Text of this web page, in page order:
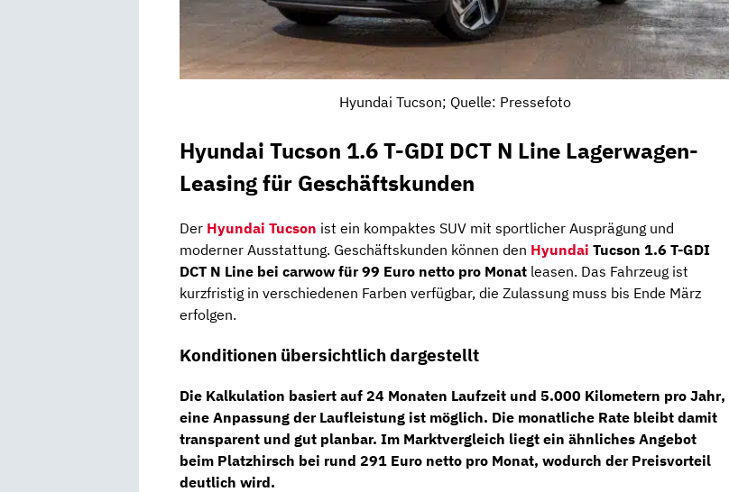
Hyundai Tucson; Quelle: Pressefoto
Hyundai Tucson 1.6 T-GDI DCT N Line Lagerwagen-
Leasing für Geschäftskunden
Der Hyundai Tucson ist ein kompaktes SUV mit sportlicher Ausprägung und
moderner Ausstattung. Geschäftskunden können den Hyundai Tucson 1.6 T-GDI
DCT N Line bei carwow für 99 Euro netto pro Monat leasen. Das Fahrzeug ist
kurzfristig in verschiedenen Farben verfügbar, die Zulassung muss bis Ende März
erfolgen.
Konditionen übersichtlich dargestellt
Die Kalkulation basiert auf 24 Monaten Laufzeit und 5.000 Kilometern pro Jahr,
eine Anpassung der Laufleistung ist möglich. Die monatliche Rate bleibt damit
transparent und gut planbar. Im Marktvergleich liegt ein ähnliches Angebot
beim Platzhirsch bei rund 291 Euro netto pro Monat, wodurch der Preisvorteil
deutlich wird.